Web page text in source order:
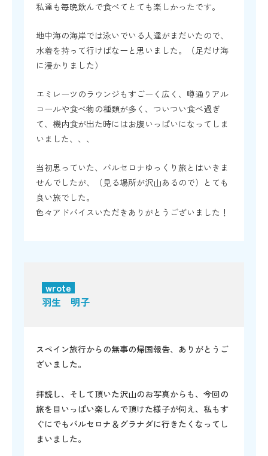
私達も毎晩飲んで食べてとても楽しかったです。
地中海の海岸では泳いでいる人達がまだいたので、
水着を持って行けばなーと思いました。（足だけ海
に浸かりました）
エミレーツのラウンジもすごーく広く、噂通りアル
コールや食べ物の種類が多く、ついつい食べ過ぎ
て、機内食が出た時にはお腹いっぱいになってしま
いました、、、
当初思っていた、バルセロナゆっくり旅とはいきま
せんでしたが、（見る場所が沢山あるので）とても
良い旅でした。
色々アドバイスいただきありがとうございました！
wrote
羽生 明子
スペイン旅行からの無事の帰国報告、ありがとうご
ざいました。
拝読し、そして頂いた沢山のお写真からも、今回の
旅を目いっぱい楽しんで頂けた様子が伺え、私もす
ぐにでもバルセロナ＆グラナダに行きたくなってし
まいました。